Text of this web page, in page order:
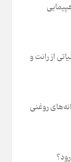
از رانت و
روغنی